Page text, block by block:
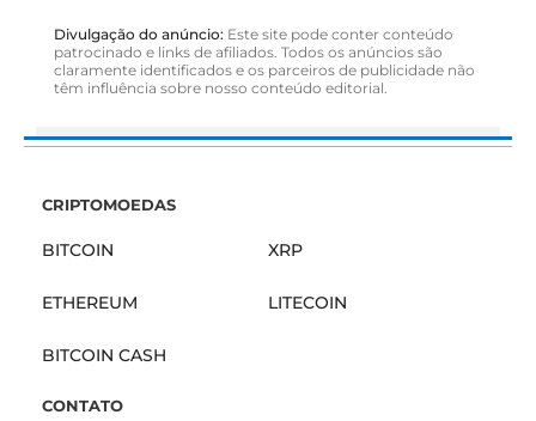
Divulgação do anúncio: Este site pode conter conteúdo
patrocinado e links de afiliados. Todos os anúncios são
claramente identificados e os parceiros de publicidade não
têm influência sobre nosso conteúdo editorial.
CRIPTOMOEDAS
BITCOIN XRP
ETHEREUM LITECOIN
BITCOIN CASH
CONTATO